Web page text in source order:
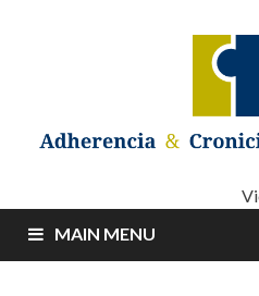
Adherencia – Cronicidad –
MAIN MENU